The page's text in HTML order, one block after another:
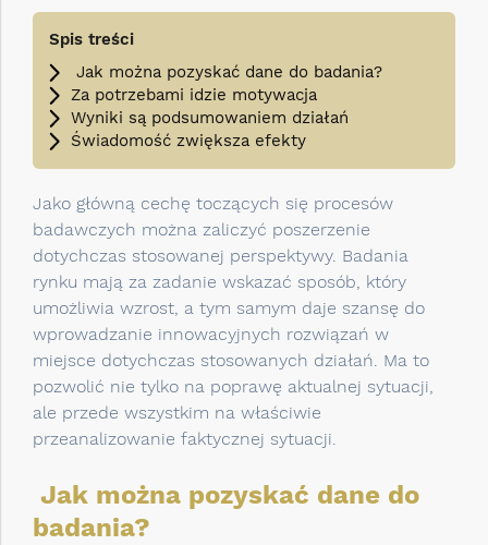
Spis treści
Jak można pozyskać dane do badania?
Za potrzebami idzie motywacja
Wyniki są podsumowaniem działań
Świadomość zwiększa efekty
Jako główną cechę toczących się procesów
badawczych można zaliczyć poszerzenie
dotychczas stosowanej perspektywy. Badania
rynku mają za zadanie wskazać sposób, który
umożliwia wzrost, a tym samym daje szansę do
wprowadzanie innowacyjnych rozwiązań w
miejsce dotychczas stosowanych działań. Ma to
pozwolić nie tylko na poprawę aktualnej sytuacji,
ale przede wszystkim na właściwie
przeanalizowanie faktycznej sytuacji.
Jak można pozyskać dane do
badania?